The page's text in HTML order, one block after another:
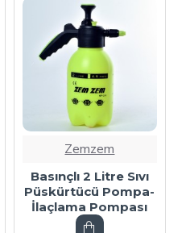
Zemzem
Basınçlı 2 Litre Sıvı
Püskürtücü Pompa-
İlaçlama Pompası